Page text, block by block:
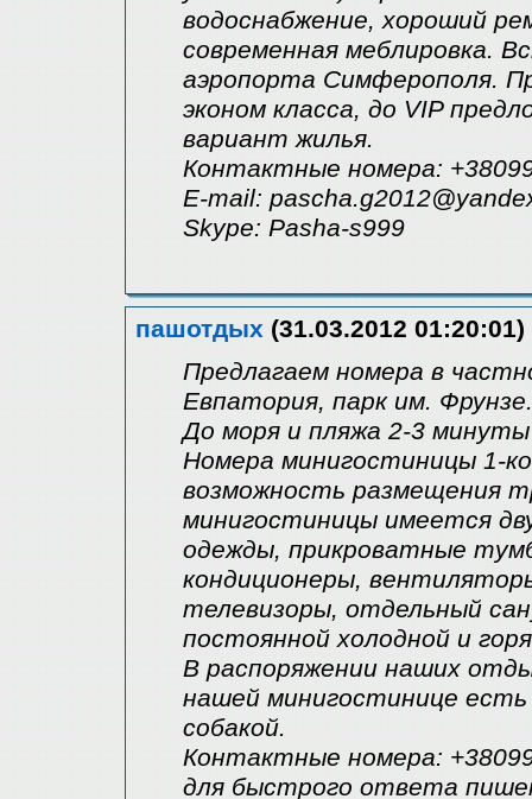
водоснабжение, хороший
современная меблировка.
аэропорта Симферополя.
эконом класса, до VIP
вариант жилья.
Контактные номера:
Е-mail:
Skype: Pasha-s999
пашотдых (31.03.2012 01:20:01)
Предлагаем номера в
Евпатория, парк им. Фрунзе.
До моря и пляжа 2-3
Номера минигостиницы 1-
возможность размещения
минигостиницы имеется
одежды, прикроватные
кондиционеры,
телевизоры, отдельный
постоянной холодной и
В распоряжении наших
нашей минигостинице
cобакой.
Контактные номера:
для быстрого ответа